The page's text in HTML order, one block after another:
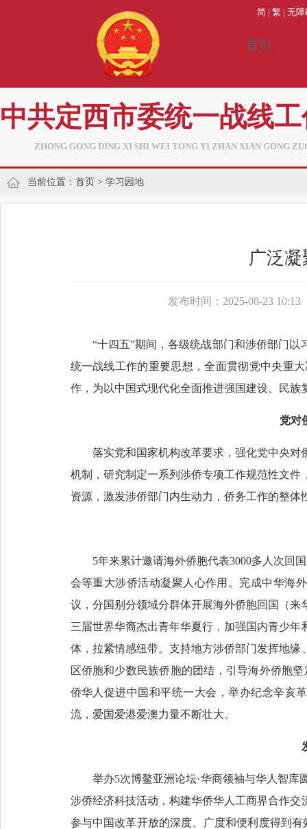
简 | 繁 | 无障
首页
中共定西市委统一战线
ZHONG GONG DING XI SHI WEI TONG YI ZHAN XIAN GONG
当前位置： 首页 > 学习园地
广泛
发布时间：2025-08-23 10:13
“十四五”期间，各级统战部门和涉侨部门
统一战线工作的重要思想，全面贯彻党中央重
作，为以中国式现代化全面推进强国建设、民族
党对
落实党和国家机构改革要求，强化党中央
机制，研究制定一系列涉侨专项工作规范性文
资源，激发涉侨部门内生动力，侨务工作的整体
5年来累计邀请海外侨胞代表3000多人次回
会等重大涉侨活动凝聚人心作用。完成中华海
议，分国别分领域分群体开展海外侨胞回国（
三届世界华裔杰出青年华夏行，加强国内青少
体，拉紧情感纽带。支持地方涉侨部门发挥地
区侨胞和少数民族侨胞的团结，引导海外侨胞
侨华人促进中国和平统一大会，举办纪念辛亥
流，爱国爱港爱澳力量不断壮大。
举办5次博鳌亚洲论坛·华商领袖与华人智
涉侨经济科技活动，构建华侨华人工商界合作
参与中国改革开放的深度、广度和便利度得到